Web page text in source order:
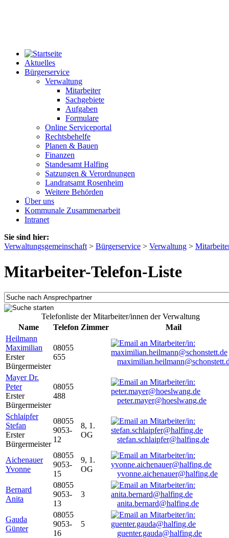
Aktuelles
Bürgerservice
Verwaltung
Mitarbeiter
Sachgebiete
Aufgaben
Formulare
Online Serviceportal
Rechtsbehelfe
Planen & Bauen
Finanzen
Standesamt Halfing
Satzungen & Verordnungen
Landratsamt Rosenheim
Weitere Behörden
Über uns
Kommunale Zusammenarbeit
Intranet
Sie sind hier:
Verwaltungsgemeinschaft > Bürgerservice > Verwaltung >
Mitarbeiter-Telefon-Liste
Telefonliste der Mitarbeiter/innen der Verwaltung
Name
Telefon Zimmer
Mail
Heilmann
Maximilian
Erster
Bürgermeister
08055
655
Mayer Dr.
Peter
Erster
Bürgermeister
08055
488
peter.mayer@hoeslwang.de
Schlaipfer
Stefan
Erster
Bürgermeister
08055
9053-
12
8, 1.
OG
stefan.schlaipfer@halfing.de
Aichenauer
Yvonne
08055
9053-
15
9, 1.
OG
yvonne.aichenauer@halfing.de
Bernard
Anita
08055
9053-
13
3
anita.bernard@halfing.de
Gauda
Günter
08055
9053-
16
5
guenter.gauda@halfing.de